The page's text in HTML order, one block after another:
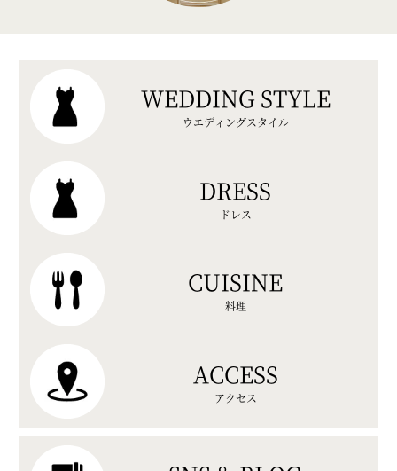
WEDDING STYLE
ウエディングスタイル
DRESS
ドレス
CUISINE
料理
ACCESS
アクセス